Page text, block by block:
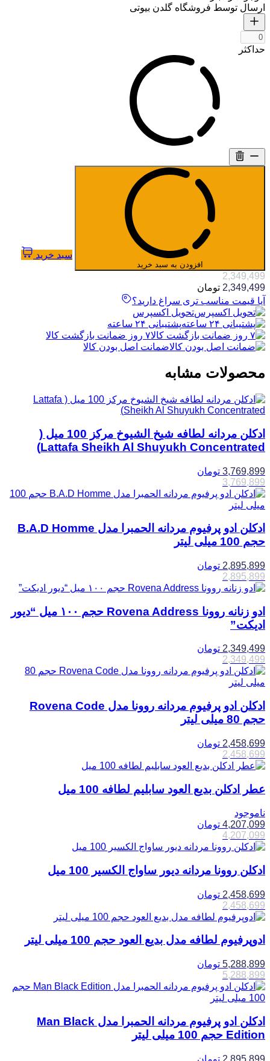
ارسال توسط فروشگاه گلدن بیوتی
حداکثر
افزودن به سبد خرید
سبد خرید
2,349,499
2,349,499 تومان
آیا قیمت مناسب تری سراغ دارید؟
تحویل اکسپرس
پشتیبانی ۲۴ ساعته
۷ روز ضمانت بازگشت کالا
ضمانت اصل بودن کالا
محصولات مشابه
ادکلن مردانه لطافه شیخ الشیوخ مرکز 100 میل (
Lattafa Sheikh Al Shuyukh Concentrated)
3,769,899 تومان
3,769,899
ادکلن ادو پرفیوم مردانه الحمبرا مدل B.A.D Homme
حجم 100 میلی لیتر
2,895,899 تومان
2,895,899
ادو زنانه روونا Rovena Address حجم ۱۰۰ میل “دیور
ادیکت”
2,349,499 تومان
2,349,499
ادکلن ادو پرفیوم مردانه روونا مدل Rovena Code
حجم 80 میلی لیتر
2,458,699 تومان
2,458,699
عطر ادکلن بدیع العود سابلیم لطافه 100 میل
ناموجود
4,207,099 تومان
4,207,099
ادکلن روونا مردانه دیور ساواج الکسیر 100 میل
2,458,699 تومان
2,458,699
ادوپرفیوم لطافه مدل بدیع العود حجم 100 میلی لیتر
5,288,899 تومان
5,288,899
ادکلن ادو پرفیوم مردانه الحمبرا مدل Man Black
Edition حجم 100 میلی لیتر
2,895,899 تومان